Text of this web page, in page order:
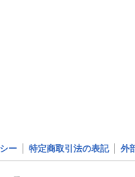
ー 特定商取引法の表記 外